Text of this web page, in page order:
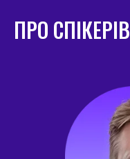
ПРО СПІКЕРІВ